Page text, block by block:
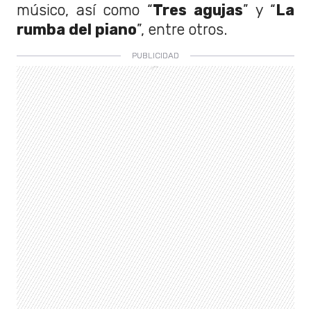
músico, así como “Tres agujas” y “La
rumba del piano”, entre otros.